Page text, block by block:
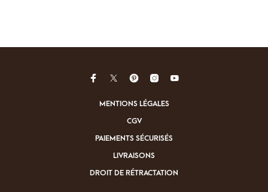
MENTIONS LÉGALES
CGV
PAIEMENTS SÉCURISÉS
LIVRAISONS
DROIT DE RÉTRACTATION